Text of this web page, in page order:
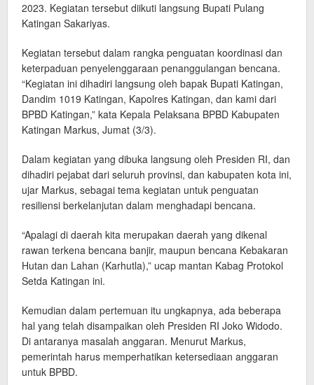
2023. Kegiatan tersebut diikuti langsung Bupati Pulang
Katingan Sakariyas.
Kegiatan tersebut dalam rangka penguatan koordinasi dan
keterpaduan penyelenggaraan penanggulangan bencana.
“Kegiatan ini dihadiri langsung oleh bapak Bupati Katingan,
Dandim 1019 Katingan, Kapolres Katingan, dan kami dari
BPBD Katingan,” kata Kepala Pelaksana BPBD Kabupaten
Katingan Markus, Jumat (3/3).
Dalam kegiatan yang dibuka langsung oleh Presiden RI, dan
dihadiri pejabat dari seluruh provinsi, dan kabupaten kota ini,
ujar Markus, sebagai tema kegiatan untuk penguatan
resiliensi berkelanjutan dalam menghadapi bencana.
“Apalagi di daerah kita merupakan daerah yang dikenal
rawan terkena bencana banjir, maupun bencana Kebakaran
Hutan dan Lahan (Karhutla),” ucap mantan Kabag Protokol
Setda Katingan ini.
Kemudian dalam pertemuan itu ungkapnya, ada beberapa
hal yang telah disampaikan oleh Presiden RI Joko Widodo.
Di antaranya masalah anggaran. Menurut Markus,
pemerintah harus memperhatikan ketersediaan anggaran
untuk BPBD.